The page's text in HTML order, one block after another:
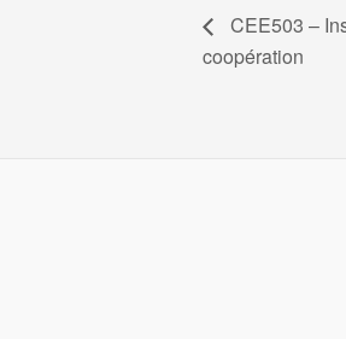
CEE503 –
coopération